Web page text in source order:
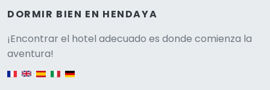
DORMIR BIEN EN HENDAYA
¡Encontrar el hotel adecuado es donde comienza la
aventura!
English version